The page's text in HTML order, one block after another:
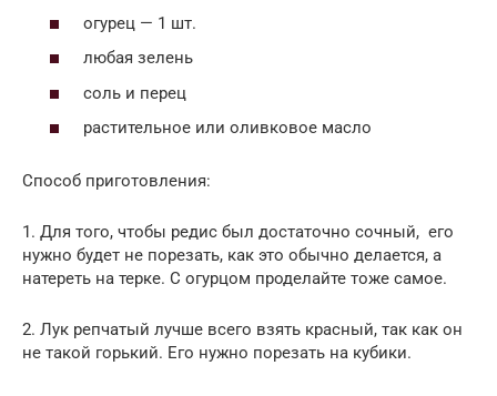
огурец — 1 шт.
любая зелень
соль и перец
растительное или оливковое масло
Способ приготовления:
1. Для того, чтобы редис был достаточно сочный, его
нужно будет не порезать, как это обычно делается, а
натереть на терке. С огурцом проделайте тоже самое.
2. Лук репчатый лучше всего взять красный, так как он
не такой горький. Его нужно порезать на кубики.